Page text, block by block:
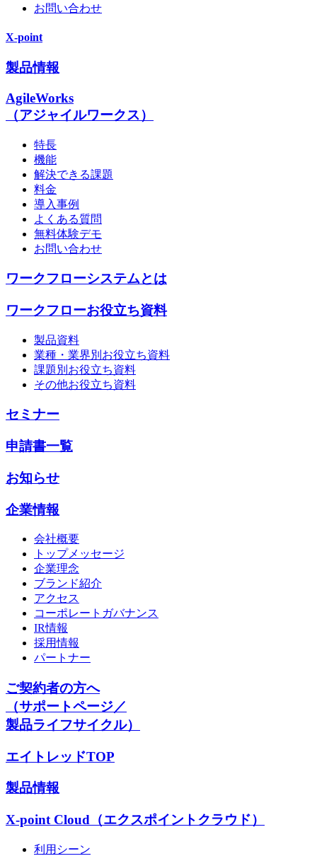
お問い合わせ
X-point
製品情報
AgileWorks
（アジャイルワークス）
特長
機能
解決できる課題
料金
導入事例
よくある質問
無料体験デモ
お問い合わせ
ワークフローシステムとは
ワークフローお役立ち資料
製品資料
業種・業界別お役立ち資料
課題別お役立ち資料
その他お役立ち資料
セミナー
申請書一覧
お知らせ
企業情報
会社概要
トップメッセージ
企業理念
ブランド紹介
アクセス
コーポレートガバナンス
IR情報
採用情報
パートナー
ご契約者の方へ
（サポートページ／
製品ライフサイクル）
エイトレッドTOP
製品情報
X-point Cloud（エクスポイントクラウド）
利用シーン